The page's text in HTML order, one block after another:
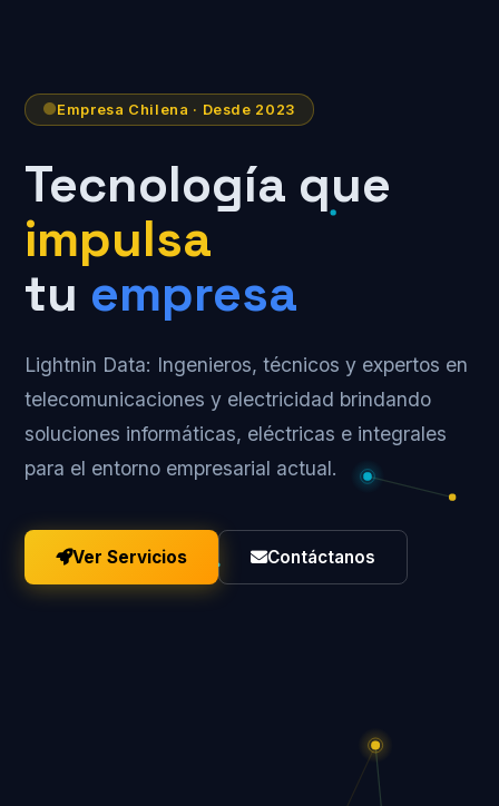
Empresa Chilena · Desde 2023
Tecnología que
impulsa
tu empresa
Lightnin Data: Ingenieros, técnicos y expertos en
telecomunicaciones y electricidad brindando
soluciones informáticas, eléctricas e integrales
para el entorno empresarial actual.
Ver Servicios Contáctanos